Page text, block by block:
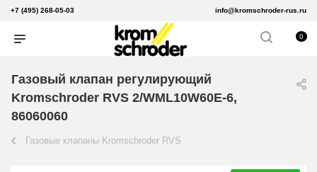
+7 (495) 268-05-03 info@kromschroder-rus.ru
0
Газовый клапан регулирующий
Kromschroder RVS 2/WML10W60E-6,
86060060
Газовые клапаны Kromschroder RVS